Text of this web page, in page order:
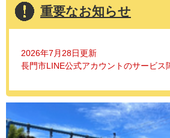
重要なお知らせ
2026年7月28日更新
長門市LINE公式アカウントのサービス